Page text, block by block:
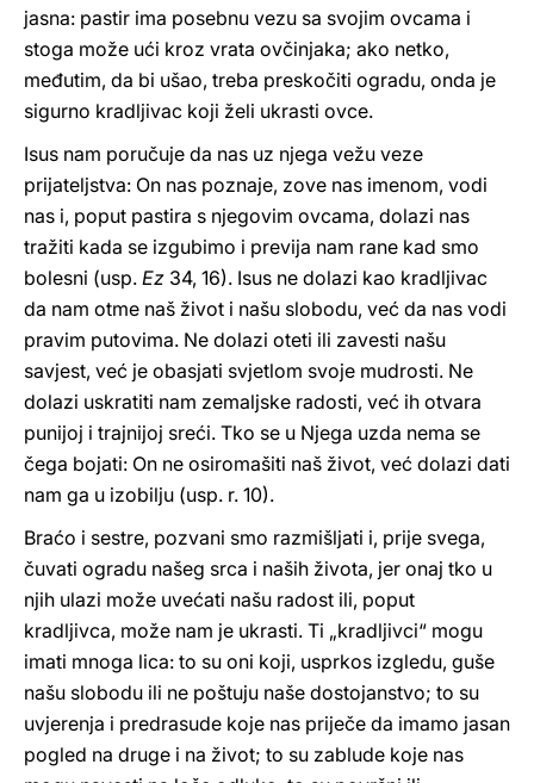
jasna: pastir ima posebnu vezu sa svojim ovcama i
stoga može ući kroz vrata ovčinjaka; ako netko,
međutim, da bi ušao, treba preskočiti ogradu, onda je
sigurno kradljivac koji želi ukrasti ovce.
Isus nam poručuje da nas uz njega vežu veze
prijateljstva: On nas poznaje, zove nas imenom, vodi
nas i, poput pastira s njegovim ovcama, dolazi nas
tražiti kada se izgubimo i previja nam rane kad smo
bolesni (usp. Ez 34, 16). Isus ne dolazi kao kradljivac
da nam otme naš život i našu slobodu, već da nas vodi
pravim putovima. Ne dolazi oteti ili zavesti našu
savjest, već je obasjati svjetlom svoje mudrosti. Ne
dolazi uskratiti nam zemaljske radosti, već ih otvara
punijoj i trajnijoj sreći. Tko se u Njega uzda nema se
čega bojati: On ne osiromašiti naš život, već dolazi dati
nam ga u izobilju (usp. r. 10).
Braćo i sestre, pozvani smo razmišljati i, prije svega,
čuvati ogradu našeg srca i naših života, jer onaj tko u
njih ulazi može uvećati našu radost ili, poput
kradljivca, može nam je ukrasti. Ti „kradljivci“ mogu
imati mnoga lica: to su oni koji, usprkos izgledu, guše
našu slobodu ili ne poštuju naše dostojanstvo; to su
uvjerenja i predrasude koje nas priječe da imamo jasan
pogled na druge i na život; to su zablude koje nas